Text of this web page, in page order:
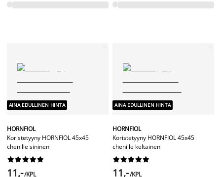
AINA EDULLINEN HINTA
HORNFIOL
Koristetyyny HORNFIOL 45x45
chenille sininen






11,-/KPL
AINA EDULLINEN HINTA
HORNFIOL
Koristetyyny HORNFIOL 45x45
chenille keltainen






11,-/KPL